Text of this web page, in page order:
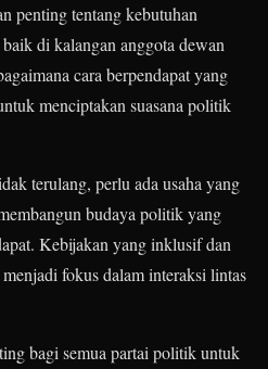
penting tentang kebutuhan
di kalangan anggota dewan
cara berpendapat yang
menciptakan suasana politik
terulang, perlu ada usaha yang
budaya politik yang
Kebijakan yang inklusif dan
fokus dalam interaksi lintas
bagi semua partai politik untuk